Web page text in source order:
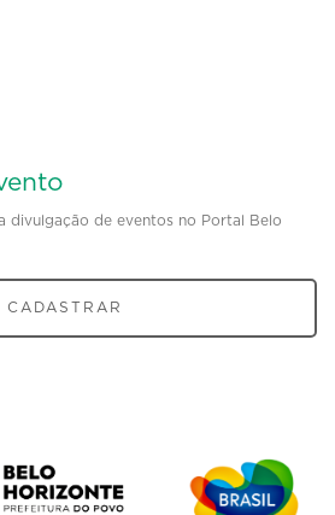
divulgação de eventos no Portal Belo
CADASTRAR